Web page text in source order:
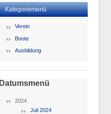
Kategoriemenü
Verein
Boote
Ausbildung
Datumsmenü
2024
Juli 2024